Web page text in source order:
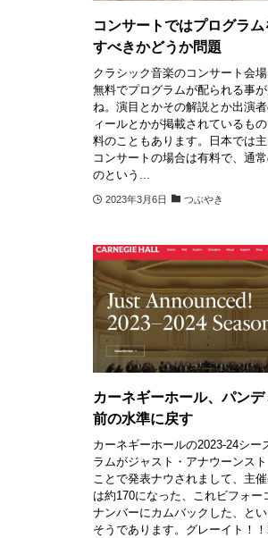
コンサートではプログラム
すべきかどうか問題
クラシック音楽のコンサート会
無料でプログラムが配られる事
ね。演目とかその解説とか出演
ィールとかが掲載されているも
料のこともあります。日本では
コンサートの場合は有料で、通
のという...
2023年3月6日 つぶやき
カーネギーホール、パンデ
前の水準に戻す
カーネギーホールの2023-24シー
ラムがジャスト・アナウーンス
ことで発表ナウされまして、主
は約170になった、これビフォー
ナンバーにカムバックした、と
そうであります。グレーイト！